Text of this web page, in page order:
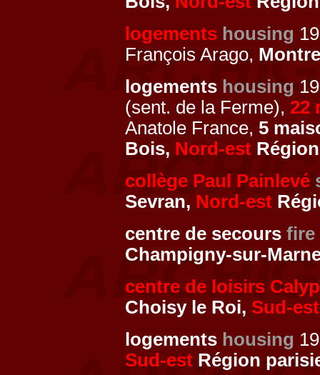
logements housing
François Arago,
logements housing
(sent. de la Ferme), 22
Anatole France, 5
Bois, Nord-est
collège Paul Painlevé
Sevran, Nord-est
centre de secours fire
Champigny-sur-
centre de loisirs
Choisy le Roi, Sud-est
logements housing
Sud-est Région